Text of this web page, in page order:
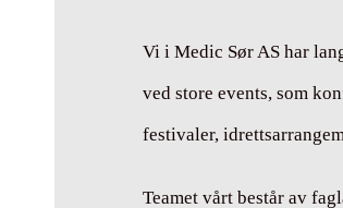
Vi i Medic Sør AS har
ved store events, som
festivaler,
Teamet vårt består av